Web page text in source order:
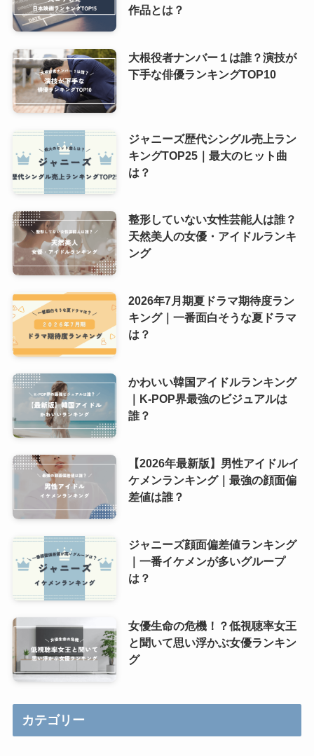
作品とは？
大根役者ナンバー１は誰？演技が
下手な俳優ランキングTOP10
ジャニーズ歴代シングル売上ラン
キングTOP25｜最大のヒット曲
は？
整形していない女性芸能人は誰？
天然美人の女優・アイドルランキ
ング
2026年7月期夏ドラマ期待度ラン
キング｜一番面白そうな夏ドラマ
は？
かわいい韓国アイドルランキング
｜K-POP界最強のビジュアルは
誰？
【2026年最新版】男性アイドルイ
ケメンランキング｜最強の顔面偏
差値は誰？
ジャニーズ顔面偏差値ランキング
｜一番イケメンが多いグループ
は？
女優生命の危機！？低視聴率女王
と聞いて思い浮かぶ女優ランキン
グ
カテゴリー